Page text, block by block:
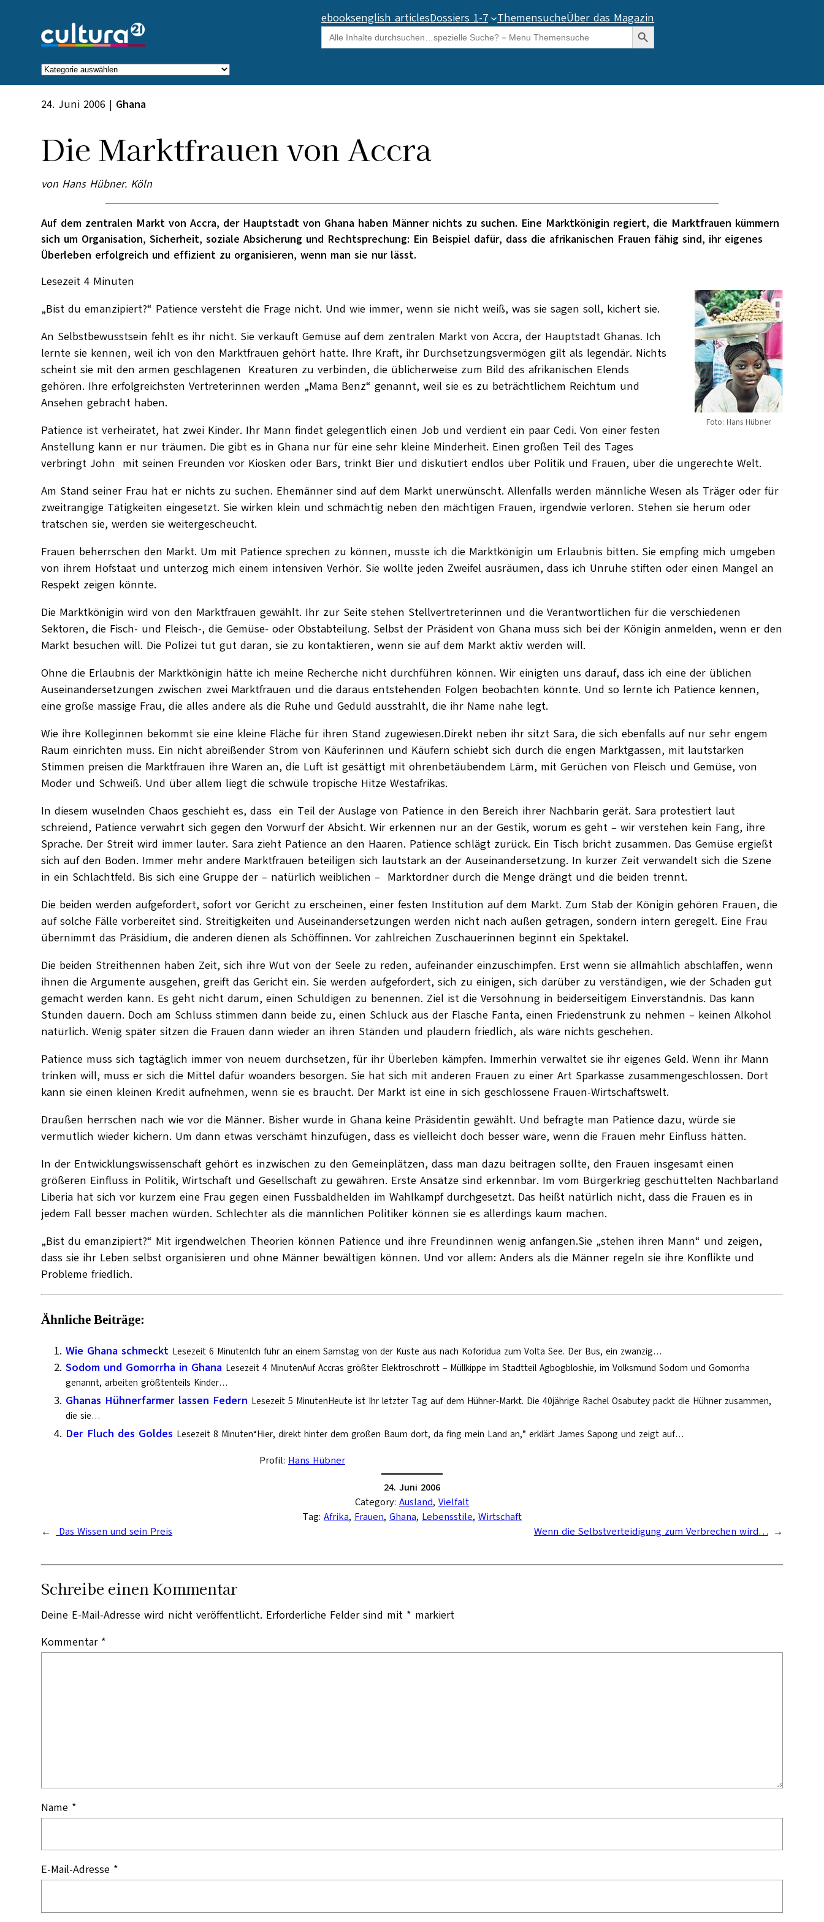
springen
ebooksenglish articlesDossiers 1-7 ThemensucheÜber das Magazin
Search
for:
Search Button
Kategorien
24. Juni 2006 | Ghana
Die Marktfrauen von Accra
von Hans Hübner. Köln
Auf dem zentralen Markt von Accra, der Hauptstadt von Ghana haben Männer nichts zu suchen. Eine Marktkönigin regiert, die Marktfrauen kümmern
sich um Organisation, Sicherheit, soziale Absicherung und Rechtsprechung: Ein Beispiel dafür, dass die afrikanischen Frauen fähig sind, ihr eigenes
Überleben erfolgreich und effizient zu organisieren, wenn man sie nur lässt.
Lesezeit 4 Minuten
Foto: Hans Hübner
„Bist du emanzipiert?“ Patience versteht die Frage nicht. Und wie immer, wenn sie nicht weiß, was sie sagen soll, kichert sie.
An Selbstbewusstsein fehlt es ihr nicht. Sie verkauft Gemüse auf dem zentralen Markt von Accra, der Hauptstadt Ghanas. Ich
lernte sie kennen, weil ich von den Marktfrauen gehört hatte. Ihre Kraft, ihr Durchsetzungsvermögen gilt als legendär. Nichts
scheint sie mit den armen geschlagenen Kreaturen zu verbinden, die üblicherweise zum Bild des afrikanischen Elends
gehören. Ihre erfolgreichsten Vertreterinnen werden „Mama Benz“ genannt, weil sie es zu beträchtlichem Reichtum und
Ansehen gebracht haben.
Patience ist verheiratet, hat zwei Kinder. Ihr Mann findet gelegentlich einen Job und verdient ein paar Cedi. Von einer festen
Anstellung kann er nur träumen. Die gibt es in Ghana nur für eine sehr kleine Minderheit. Einen großen Teil des Tages
verbringt John mit seinen Freunden vor Kiosken oder Bars, trinkt Bier und diskutiert endlos über Politik und Frauen, über die ungerechte Welt.
Am Stand seiner Frau hat er nichts zu suchen. Ehemänner sind auf dem Markt unerwünscht. Allenfalls werden männliche Wesen als Träger oder für
zweitrangige Tätigkeiten eingesetzt. Sie wirken klein und schmächtig neben den mächtigen Frauen, irgendwie verloren. Stehen sie herum oder
tratschen sie, werden sie weitergescheucht.
Frauen beherrschen den Markt. Um mit Patience sprechen zu können, musste ich die Marktkönigin um Erlaubnis bitten. Sie empfing mich umgeben
von ihrem Hofstaat und unterzog mich einem intensiven Verhör. Sie wollte jeden Zweifel ausräumen, dass ich Unruhe stiften oder einen Mangel an
Respekt zeigen könnte.
Die Marktkönigin wird von den Marktfrauen gewählt. Ihr zur Seite stehen Stellvertreterinnen und die Verantwortlichen für die verschiedenen
Sektoren, die Fisch- und Fleisch-, die Gemüse- oder Obstabteilung. Selbst der Präsident von Ghana muss sich bei der Königin anmelden, wenn er den
Markt besuchen will. Die Polizei tut gut daran, sie zu kontaktieren, wenn sie auf dem Markt aktiv werden will.
Ohne die Erlaubnis der Marktkönigin hätte ich meine Recherche nicht durchführen können. Wir einigten uns darauf, dass ich eine der üblichen
Auseinandersetzungen zwischen zwei Marktfrauen und die daraus entstehenden Folgen beobachten könnte. Und so lernte ich Patience kennen,
eine große massige Frau, die alles andere als die Ruhe und Geduld ausstrahlt, die ihr Name nahe legt.
Wie ihre Kolleginnen bekommt sie eine kleine Fläche für ihren Stand zugewiesen.Direkt neben ihr sitzt Sara, die sich ebenfalls auf nur sehr engem
Raum einrichten muss. Ein nicht abreißender Strom von Käuferinnen und Käufern schiebt sich durch die engen Marktgassen, mit lautstarken
Stimmen preisen die Marktfrauen ihre Waren an, die Luft ist gesättigt mit ohrenbetäubendem Lärm, mit Gerüchen von Fleisch und Gemüse, von
Moder und Schweiß. Und über allem liegt die schwüle tropische Hitze Westafrikas.
In diesem wuselnden Chaos geschieht es, dass ein Teil der Auslage von Patience in den Bereich ihrer Nachbarin gerät. Sara protestiert laut
schreiend, Patience verwahrt sich gegen den Vorwurf der Absicht. Wir erkennen nur an der Gestik, worum es geht – wir verstehen kein Fang, ihre
Sprache. Der Streit wird immer lauter. Sara zieht Patience an den Haaren. Patience schlägt zurück. Ein Tisch bricht zusammen. Das Gemüse ergießt
sich auf den Boden. Immer mehr andere Marktfrauen beteiligen sich lautstark an der Auseinandersetzung. In kurzer Zeit verwandelt sich die Szene
in ein Schlachtfeld. Bis sich eine Gruppe der – natürlich weiblichen – Marktordner durch die Menge drängt und die beiden trennt.
Die beiden werden aufgefordert, sofort vor Gericht zu erscheinen, einer festen Institution auf dem Markt. Zum Stab der Königin gehören Frauen, die
auf solche Fälle vorbereitet sind. Streitigkeiten und Auseinandersetzungen werden nicht nach außen getragen, sondern intern geregelt. Eine Frau
übernimmt das Präsidium, die anderen dienen als Schöffinnen. Vor zahlreichen Zuschauerinnen beginnt ein Spektakel.
Die beiden Streithennen haben Zeit, sich ihre Wut von der Seele zu reden, aufeinander einzuschimpfen. Erst wenn sie allmählich abschlaffen, wenn
ihnen die Argumente ausgehen, greift das Gericht ein. Sie werden aufgefordert, sich zu einigen, sich darüber zu verständigen, wie der Schaden gut
gemacht werden kann. Es geht nicht darum, einen Schuldigen zu benennen. Ziel ist die Versöhnung in beiderseitigem Einverständnis. Das kann
Stunden dauern. Doch am Schluss stimmen dann beide zu, einen Schluck aus der Flasche Fanta, einen Friedenstrunk zu nehmen – keinen Alkohol
natürlich. Wenig später sitzen die Frauen dann wieder an ihren Ständen und plaudern friedlich, als wäre nichts geschehen.
Patience muss sich tagtäglich immer von neuem durchsetzen, für ihr Überleben kämpfen. Immerhin verwaltet sie ihr eigenes Geld. Wenn ihr Mann
trinken will, muss er sich die Mittel dafür woanders besorgen. Sie hat sich mit anderen Frauen zu einer Art Sparkasse zusammengeschlossen. Dort
kann sie einen kleinen Kredit aufnehmen, wenn sie es braucht. Der Markt ist eine in sich geschlossene Frauen-Wirtschaftswelt.
Draußen herrschen nach wie vor die Männer. Bisher wurde in Ghana keine Präsidentin gewählt. Und befragte man Patience dazu, würde sie
vermutlich wieder kichern. Um dann etwas verschämt hinzufügen, dass es vielleicht doch besser wäre, wenn die Frauen mehr Einfluss hätten.
In der Entwicklungswissenschaft gehört es inzwischen zu den Gemeinplätzen, dass man dazu beitragen sollte, den Frauen insgesamt einen
größeren Einfluss in Politik, Wirtschaft und Gesellschaft zu gewähren. Erste Ansätze sind erkennbar. Im vom Bürgerkrieg geschüttelten Nachbarland
Liberia hat sich vor kurzem eine Frau gegen einen Fussbaldhelden im Wahlkampf durchgesetzt. Das heißt natürlich nicht, dass die Frauen es in
jedem Fall besser machen würden. Schlechter als die männlichen Politiker können sie es allerdings kaum machen.
„Bist du emanzipiert?“ Mit irgendwelchen Theorien können Patience und ihre Freundinnen wenig anfangen.Sie „stehen ihren Mann“ und zeigen,
dass sie ihr Leben selbst organisieren und ohne Männer bewältigen können. Und vor allem: Anders als die Männer regeln sie ihre Konflikte und
Probleme friedlich.
Ähnliche Beiträge:
Wie Ghana schmeckt Lesezeit 6 MinutenIch fuhr an einem Samstag von der Küste aus nach Koforidua zum Volta See. Der Bus, ein zwanzig…
Sodom und Gomorrha in Ghana Lesezeit 4 MinutenAuf Accras größter Elektroschrott – Müllkippe im Stadtteil Agbogbloshie, im Volksmund Sodom und Gomorrha
genannt, arbeiten größtenteils Kinder…
Ghanas Hühnerfarmer lassen Federn Lesezeit 5 MinutenHeute ist Ihr letzter Tag auf dem Hühner-Markt. Die 40jährige Rachel Osabutey packt die Hühner zusammen,
die sie…
Der Fluch des Goldes Lesezeit 8 Minuten“Hier, direkt hinter dem großen Baum dort, da fing mein Land an,” erklärt James Sapong und zeigt auf…
Profil: Hans Hübner
24. Juni 2006
Category: Ausland, Vielfalt
Tag: Afrika, Frauen, Ghana, Lebensstile, Wirtschaft
←
Das Wissen und sein Preis Wenn die Selbstverteidigung zum Verbrechen wird… →
Schreibe einen Kommentar
Deine E-Mail-Adresse wird nicht veröffentlicht. Erforderliche Felder sind mit * markiert
Kommentar *
Name *
E-Mail-Adresse *